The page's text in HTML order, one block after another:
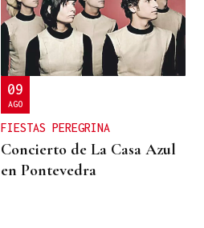
09
AGO
FIESTAS PEREGRINA
Concierto de La Casa Azul
en Pontevedra